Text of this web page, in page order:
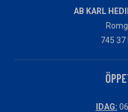
AB KARL
745 37
IDAG: